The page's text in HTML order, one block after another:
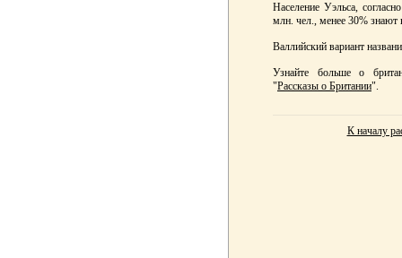
Население Уэльса,
млн. чел., менее 30% знают
Валлийский вариант
Узнайте больше о
"Рассказы о Британии".
К началу